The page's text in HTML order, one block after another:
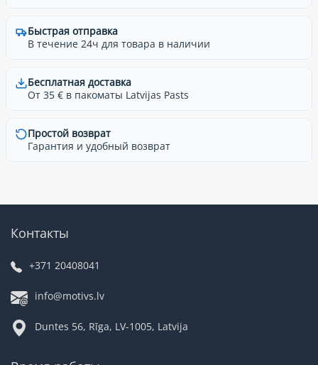
Быстрая отправка
В течение 24ч для товара в наличии
Бесплатная доставка
От 35 € в пакоматы Latvijas Pasts
Простой возврат
Гарантия и удобный возврат
Контакты
+371 20408041
info@motivs.lv
Duntes 56, Rīga, LV-1005, Latvija